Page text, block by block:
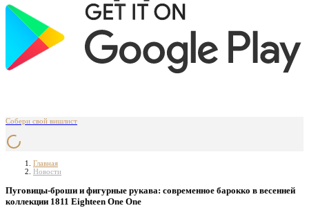
Собери свой вишлист
Главная
Новости
Пуговицы-броши и фигурные рукава: современное барокко в весенней
коллекции 1811 Eighteen One One